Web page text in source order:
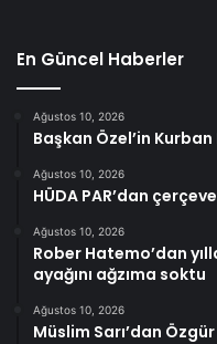
En Güncel Haberler
Ağustos 10, 2026
Başkan Özel’in Kurban
Ağustos 10, 2026
HÜDA PAR’dan
Ağustos 10, 2026
Rober Hatemo’dan
ayağını ağzıma soktu
Ağustos 10, 2026
Müslim Sarı’dan